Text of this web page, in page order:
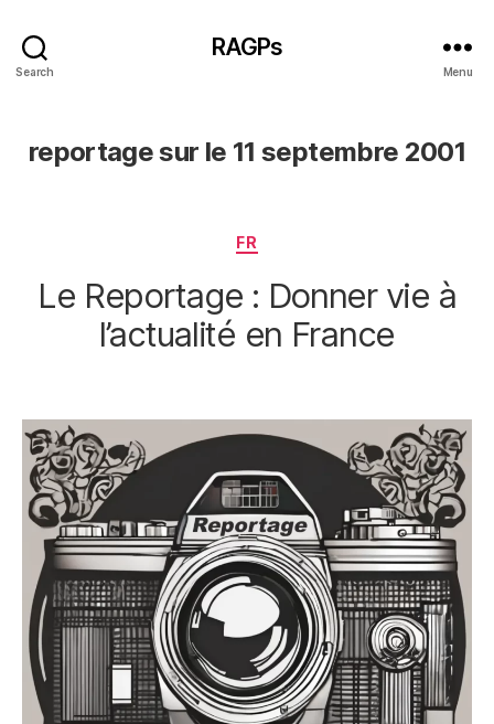
Search
RAGPs
Menu
reportage sur le 11 septembre 2001
Categories
FR
Le Reportage : Donner vie à
l’actualité en France